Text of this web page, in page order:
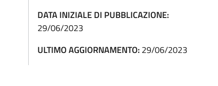
DATA INIZIALE DI PUBBLICAZIONE:
29/06/2023
ULTIMO AGGIORNAMENTO:29/06/2023